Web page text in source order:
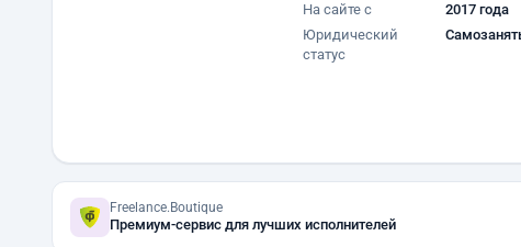
На сайте с
2017 года
Юридический
статус
Freelance.Boutique
Премиум-сервис для лучших исполнителей